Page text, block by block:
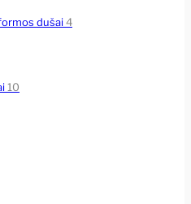
dušai4
10